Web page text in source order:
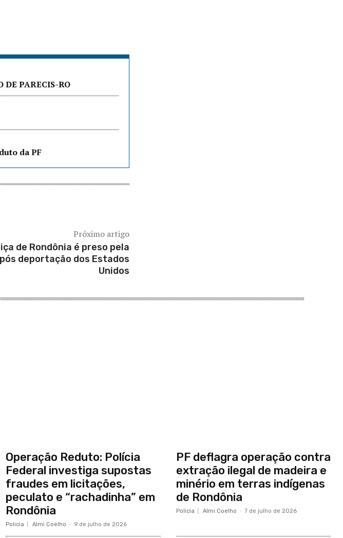
DE PARECIS-RO
da PF
Próximo artigo
de Rondônia é preso pela
deportação dos Estados
Unidos
Operação Reduto: Polícia
Federal investiga supostas
fraudes em licitações,
peculato e “rachadinha” em
Rondônia
Policia Almi Coelho - 9 de julho de 2026
PF deflagra operação contra
extração ilegal de madeira e
minério em terras indígenas
de Rondônia
Policia Almi Coelho - 7 de julho de 2026